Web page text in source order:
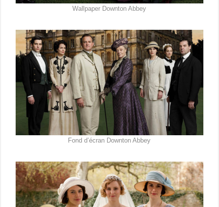
Wallpaper Downton Abbey
Fond d’écran Downton Abbey